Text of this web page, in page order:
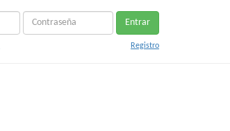
Entrar
Registro